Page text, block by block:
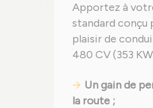
Apportez à
standard conçu
plaisir de
480 CV (353
Un gain de
la route ;